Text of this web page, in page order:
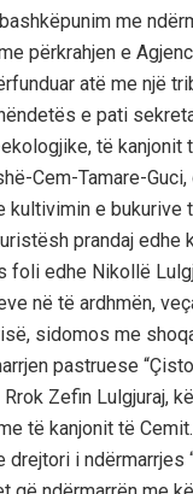
me
përkrahjen e
atë me një
e pati
të kanjonit
Cem-Tamare-
kultivimin e
prandaj
foli edhe Nikollë
në të ardhmën,
sidomos me
pastruese
Zefin Lulgjuraj,
të kanjonit të Cemit.
i ndërmarrjes